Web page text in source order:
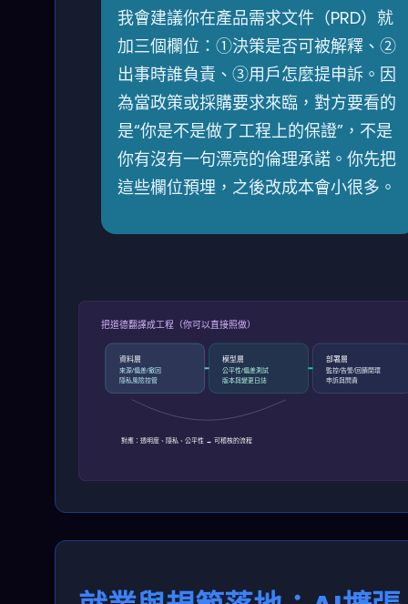
我會建議你在產品需求文件（PRD）就
加三個欄位：①決策是否可被解釋、②
出事時誰負責、③用戶怎麼提申訴。因
為當政策或採購要求來臨，對方要看的
是“你是不是做了工程上的保證”，不是
你有沒有一句漂亮的倫理承諾。你先把
這些欄位預埋，之後改成本會小很多。
把道德翻譯成工程（你可以直接照做）
資料層
來源/偏差/撤回
隱私風險控管
模型層
公平性/偏差測試
版本與變更日誌
部署層
監控/告警/回饋閉環
申訴與問責
對應：透明度、隱私、公平性 → 可稽核的流程